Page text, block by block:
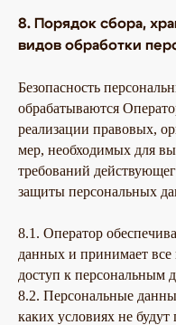
8. Порядок сбора,
видов обработки
Безопасность
обрабатываются
реализации правовых,
мер, необходимых для
требований
защиты персональных
8.1. Оператор
данных и принимает
доступ к персональным
8.2. Персональные
каких условиях не
Броши
Колье
Браслеты
Vidda
Tulsi Italy
Antura
TELEGRAM
МИРОВЫХ БРЕНДОВ